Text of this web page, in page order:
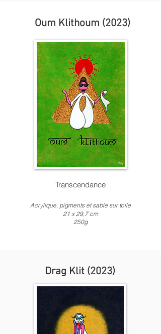
Oum Klithoum (2023)
Transcendance
Acrylique , pigments et sable sur toile
21 x 29,7 cm
250g
Drag Klit (2023)